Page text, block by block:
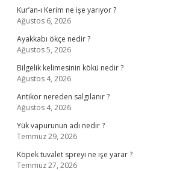
Kur’an-ı Kerim ne işe yarıyor ?
Ağustos 6, 2026
Ayakkabı ökçe nedir ?
Ağustos 5, 2026
Bilgelik kelimesinin kökü nedir ?
Ağustos 4, 2026
Antikor nereden salgılanır ?
Ağustos 4, 2026
Yük vapurunun adı nedir ?
Temmuz 29, 2026
Köpek tuvalet spreyi ne işe yarar ?
Temmuz 27, 2026